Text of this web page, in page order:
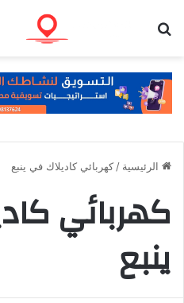
الرئيسية / كهربائي كاديلاك في ينبع
كهربائي
ينبع